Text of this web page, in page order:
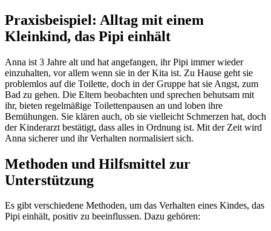
Praxisbeispiel: Alltag mit einem
Kleinkind, das Pipi einhält
Anna ist 3 Jahre alt und hat angefangen, ihr Pipi immer wieder
einzuhalten, vor allem wenn sie in der Kita ist. Zu Hause geht sie
problemlos auf die Toilette, doch in der Gruppe hat sie Angst, zum
Bad zu gehen. Die Eltern beobachten und sprechen behutsam mit
ihr, bieten regelmäßige Toilettenpausen an und loben ihre
Bemühungen. Sie klären auch, ob sie vielleicht Schmerzen hat, doch
der Kinderarzt bestätigt, dass alles in Ordnung ist. Mit der Zeit wird
Anna sicherer und ihr Verhalten normalisiert sich.
Methoden und Hilfsmittel zur
Unterstützung
Es gibt verschiedene Methoden, um das Verhalten eines Kindes, das
Pipi einhält, positiv zu beeinflussen. Dazu gehören: